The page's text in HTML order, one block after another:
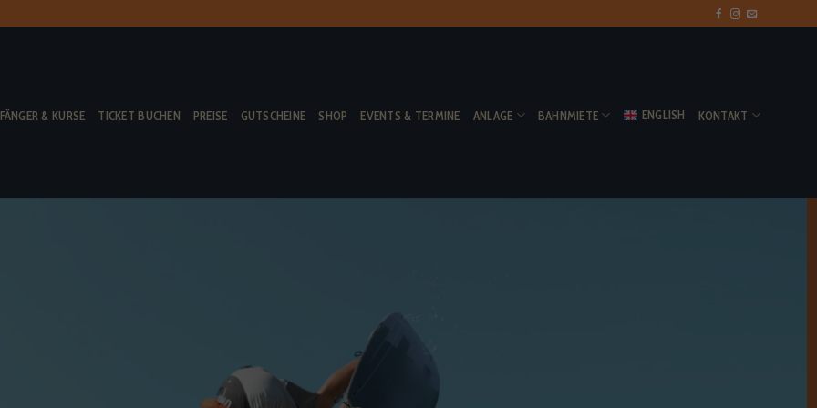
& KURSE TICKET BUCHEN PREISE GUTSCHEINE SHOP EVENTS & TERMINE ANLAGE BAHNMIETE ENGLISH KONTAKT